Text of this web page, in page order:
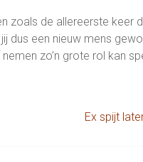
zoals de allereerste keer
dus een nieuw mens
zo’n grote rol kan
Ex spijt